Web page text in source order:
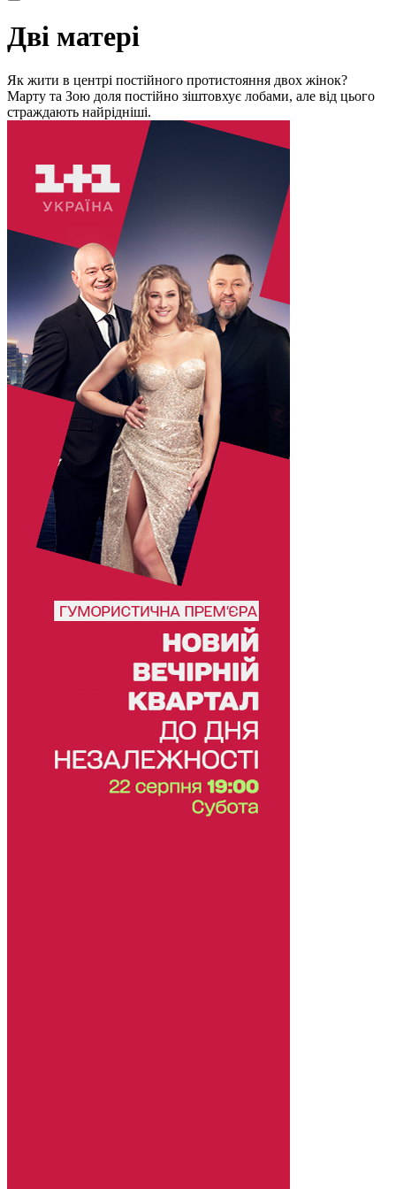
Дві матері
Як жити в центрі постійного протистояння двох жінок?
Марту та Зою доля постійно зіштовхує лобами, але від цього
страждають найрідніші.